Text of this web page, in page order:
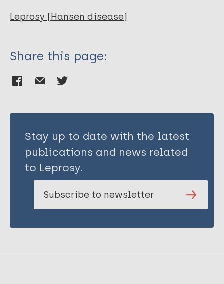
Leprosy (Hansen disease)
Share this page:
Stay up to date with the latest
publications and news related
to Leprosy.
Subscribe to newsletter